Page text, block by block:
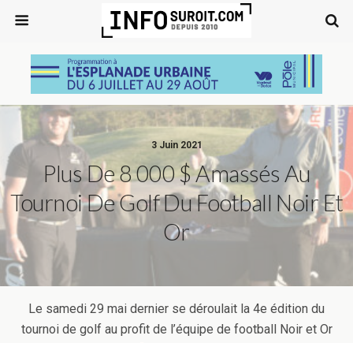
3 Juin 2021
Plus De 8 000 $ Amassés Au
Tournoi De Golf Du Football Noir Et
Or
Le samedi 29 mai dernier se déroulait la 4e édition du
tournoi de golf au profit de l’équipe de football Noir et Or